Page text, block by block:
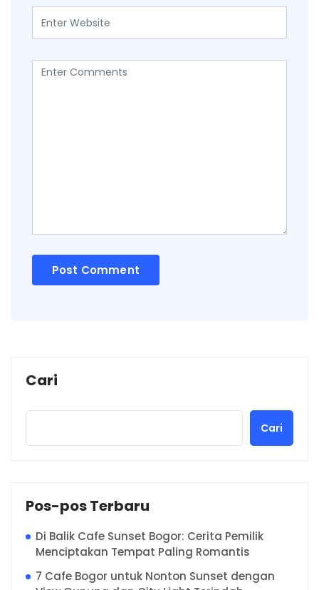
Cari
Cari
Pos-pos Terbaru
Di Balik Cafe Sunset Bogor: Cerita Pemilik
Menciptakan Tempat Paling Romantis
7 Cafe Bogor untuk Nonton Sunset dengan